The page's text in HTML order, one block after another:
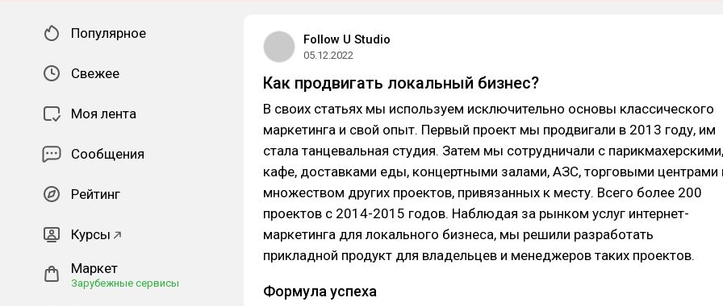
Популярное
Свежее
Моя лента
Сообщения
Рейтинг
Курсы
Маркет
Зарубежные сервисы
Follow U Studio
05.12.2022
Как продвигать локальный бизнес?
В своих статьях мы используем исключительно основы классического
маркетинга и свой опыт. Первый проект мы продвигали в 2013 году, им
стала танцевальная студия. Затем мы сотрудничали с парикмахерскими,
кафе, доставками еды, концертными залами, АЗС, торговыми центрами
множеством других проектов, привязанных к месту. Всего более 200
проектов с 2014-2015 годов. Наблюдая за рынком услуг интернет-
маркетинга для локального бизнеса, мы решили разработать
прикладной продукт для владельцев и менеджеров таких проектов.
Формула успеха